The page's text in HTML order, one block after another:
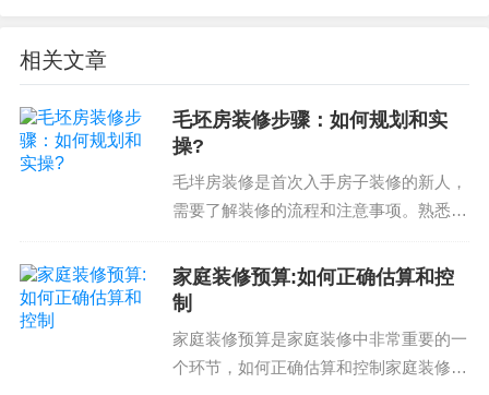
施工流程的控制是小型办公室装修的关键。要确保
装修的顺利进行，应与装修公司签订专业合同，并
约定施工的时间、物资供应、人工和质量保障等条
款。同时，应与装修公司维护良好的联系，及时处
理任何施工中的问题和不确定性。通过这些措施，
成。
小型办公室装修注意事项的遵循，在设计和施工中
遵循的是节省空间、提高工作效率和舒适度的原
相关文章
毛坯房装修步骤：如何规划和实
操?
毛坢房装修是首次入手房子装修的新人，
需要了解装修的流程和注意事项。熟悉毛
操，避免装修过程中的误解和痛点。毛坢
房装修涉及到设计、材料、施工等多个环
家庭装修预算:如何正确估算和控
制
家庭装修预算是家庭装修中非常重要的一
个环节，如何正确估算和控制家庭装修预